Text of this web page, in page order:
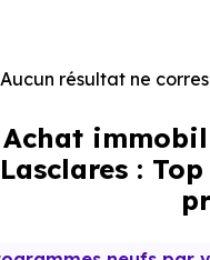
Investir
Actualités
à Marignac-
dans certains cas,
performances
Aucun résultat ne
Achat
Lasclares :